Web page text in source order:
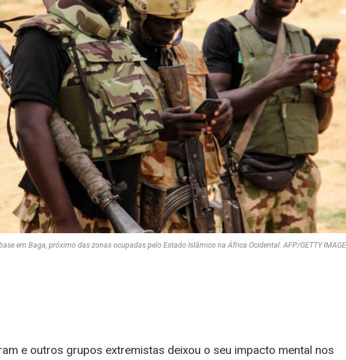
em Baga, próximo das zonas ocupadas pelo Estado Islâmico na África Ocidental. AFP/GETTY
e outros grupos extremistas deixou o seu impacto mental nos